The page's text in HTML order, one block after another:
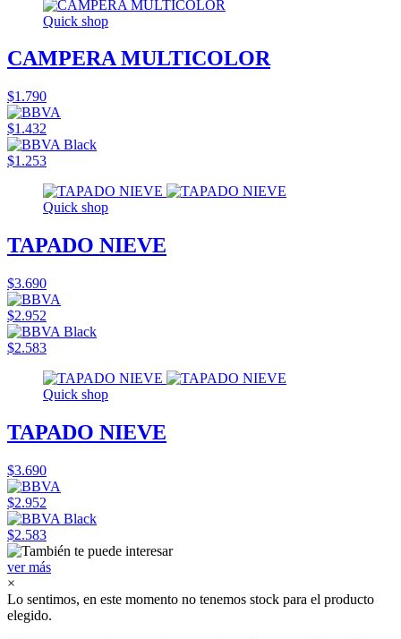
Quick shop
CAMPERA MULTICOLOR
$1.790
$1.432
$1.253
Quick shop
TAPADO NIEVE
$3.690
$2.952
$2.583
Quick shop
TAPADO NIEVE
$3.690
$2.952
$2.583
ver más
×
Lo sentimos, en este momento no tenemos stock para el producto
elegido.